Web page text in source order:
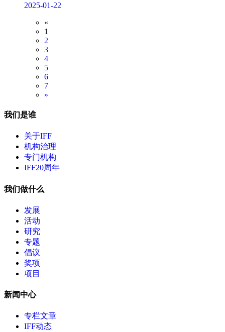
2025-01-22
«
1
2
3
4
5
6
7
»
我们是谁
关于IFF
机构治理
专门机构
IFF20周年
我们做什么
发展
活动
研究
专题
倡议
奖项
项目
新闻中心
专栏文章
IFF动态